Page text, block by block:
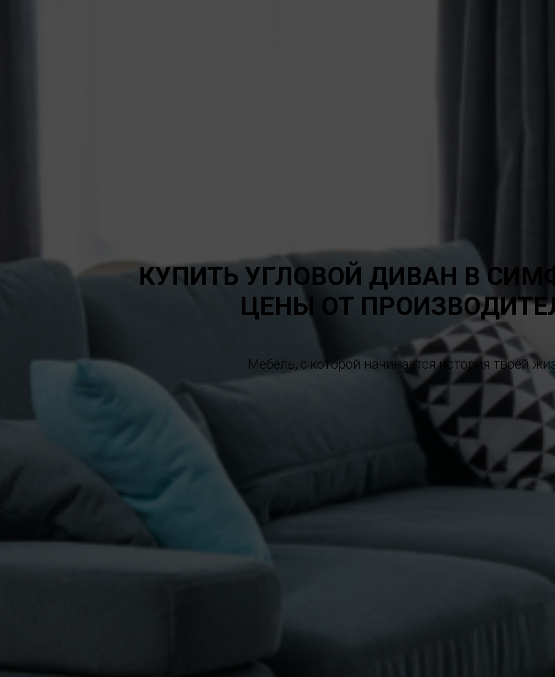
КУПИТЬ УГЛОВОЙ ДИВАН В
ЦЕНЫ ОТ
Мебель, с которой начинается история твоей